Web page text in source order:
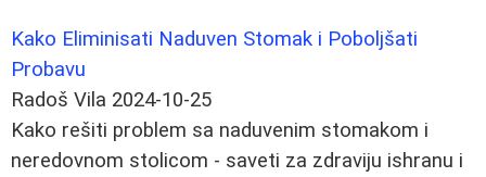
Kako Eliminisati Naduven Stomak i Poboljšati
Probavu
Radoš Vila 2024-10-25
Kako rešiti problem sa naduvenim stomakom i
neredovnom stolicom - saveti za zdraviju ishranu i